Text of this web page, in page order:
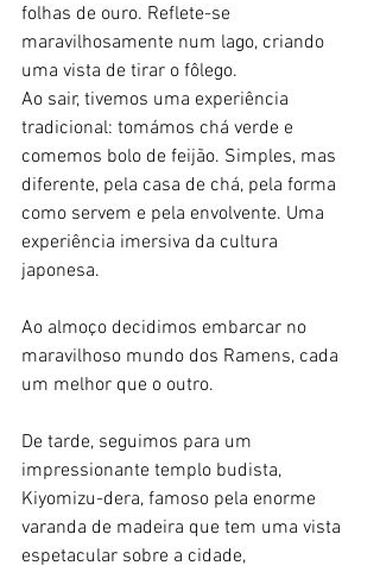
folhas de ouro. Reflete-se
maravilhosamente num lago, criando
uma vista de tirar o fôlego.
Ao sair, tivemos uma experiência
tradicional: tomámos chá verde e
comemos bolo de feijão. Simples, mas
diferente, pela casa de chá, pela forma
como servem e pela envolvente. Uma
experiência imersiva da cultura
japonesa.
Ao almoço decidimos embarcar no
maravilhoso mundo dos Ramens, cada
um melhor que o outro.
De tarde, seguimos para um
impressionante templo budista,
Kiyomizu-dera, famoso pela enorme
varanda de madeira que tem uma vista
espetacular sobre a cidade,